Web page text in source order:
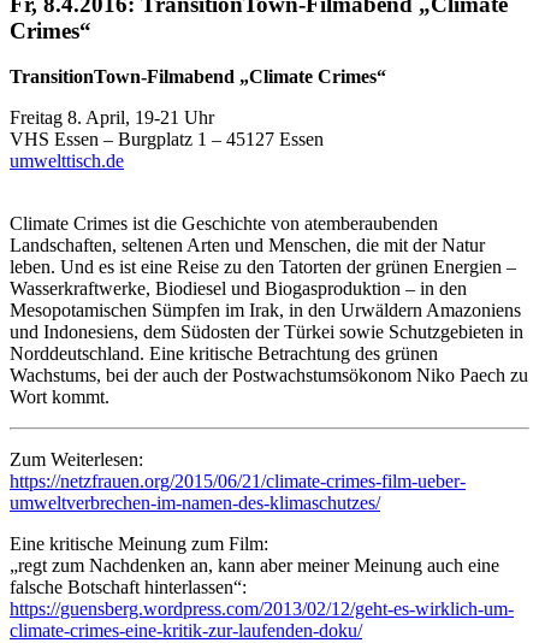
Crimes“
TransitionTown-Filmabend „Climate Crimes“
Freitag 8. April, 19-21 Uhr
VHS Essen – Burgplatz 1 – 45127 Essen
umwelttisch.de
Climate Crimes ist die Geschichte von atemberaubenden
Landschaften, seltenen Arten und Menschen, die mit der Natur
leben. Und es ist eine Reise zu den Tatorten der grünen Energien –
Wasserkraftwerke, Biodiesel und Biogasproduktion – in den
Mesopotamischen Sümpfen im Irak, in den Urwäldern Amazoniens
und Indonesiens, dem Südosten der Türkei sowie Schutzgebieten in
Norddeutschland. Eine kritische Betrachtung des grünen
Wachstums, bei der auch der Postwachstumsökonom Niko Paech zu
Wort kommt.
Zum Weiterlesen:
https://netzfrauen.org/2015/06/21/climate-crimes-film-ueber-
umweltverbrechen-im-namen-des-klimaschutzes/
Eine kritische Meinung zum Film:
„regt zum Nachdenken an, kann aber meiner Meinung auch eine
falsche Botschaft hinterlassen“:
https://guensberg.wordpress.com/2013/02/12/geht-es-wirklich-um-
climate-crimes-eine-kritik-zur-laufenden-doku/